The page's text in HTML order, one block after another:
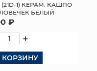
1) КЕРАМ. КАШПО
БЕЛЫЙ
₽
+
КОРЗИНУ